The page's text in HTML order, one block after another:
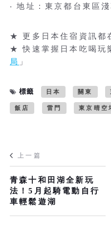
‧ 地址：東京都台東區
★ 更多日本住宿資訊都
★ 快速掌握日本吃喝玩
局 」
標籤 日本 關東
飯店 雷門 東京晴空
上一篇
青森十和田湖全新玩
法！5月起騎電動自行
車輕鬆遊湖